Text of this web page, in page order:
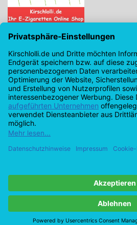
Kirschlolli.de - Ihr E-
Kirchplatz 7, 96114 Hirschaid
0171 - 6124207
info@kirschlolli.de
USt-IdNr.: DE321609131
Kundendienst
Mein Konto
© Copyright 2026 Kirschlolli.de – Ihr E-
Deutschland